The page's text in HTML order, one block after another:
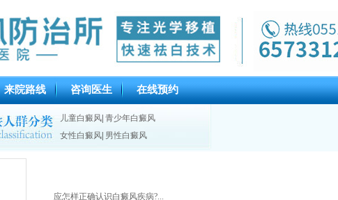
来院路线 咨询医生 在线预约
儿童白癜风 青少年白癜风
女性白癜风 男性白癜风
应怎样正确认识白癜风疾病?...